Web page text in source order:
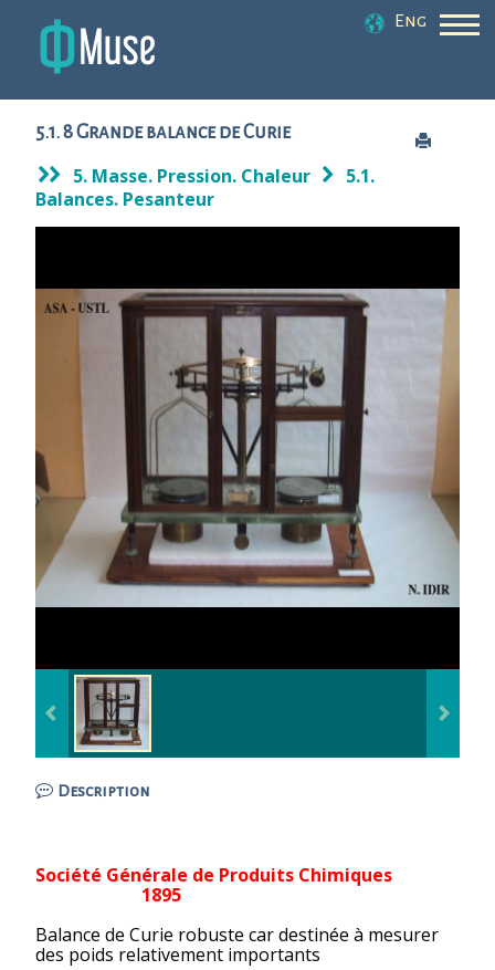
Eng
5.1. 8 Grande balance de Curie
5. Masse. Pression. Chaleur
5.1.
Balances. Pesanteur
Description
Société Générale de Produits Chimiques
1895
Balance de Curie robuste car destinée à mesurer
des poids relativement importants